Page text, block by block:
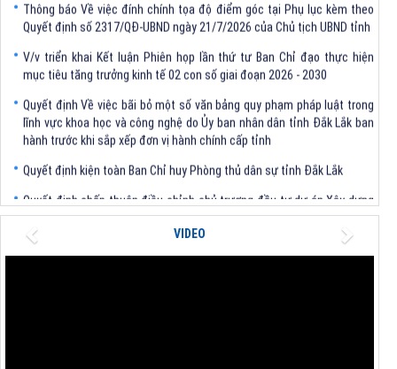
Quyết định số 2317/QĐ-UBND ngày 21/7/2026 của Chủ tịch UBND tỉnh
mục tiêu tăng trưởng kinh tế 02 con số giai đoạn 2026 - 2030
lĩnh vực khoa học và công nghệ do Ủy ban nhân dân tỉnh Đắk Lắk ban
hành trước khi sắp xếp đơn vị hành chính cấp tỉnh
nhà máy xử lý rác thải tại thành phố Tuy Hòa, tỉnh Phú Yên (nay là
nghệ T-Tech Việt Nam
VIDEO
Previous Next